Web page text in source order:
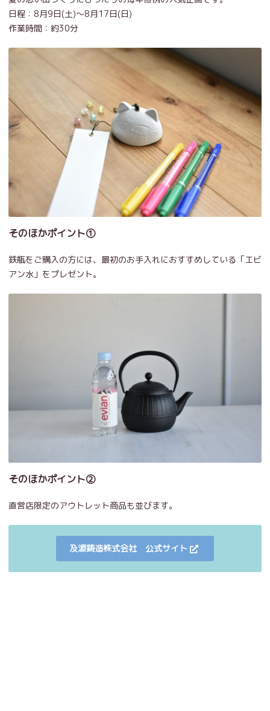
日程：8月9日(土)～8月17日(日)
作業時間：約30分
そのほかポイント①
鉄瓶をご購入の方には、最初のお手入れにおすすめしている「エビ
アン水」をプレゼント。
そのほかポイント②
直営店限定のアウトレット商品も並びます。
及源鋳造株式会社 公式サイト